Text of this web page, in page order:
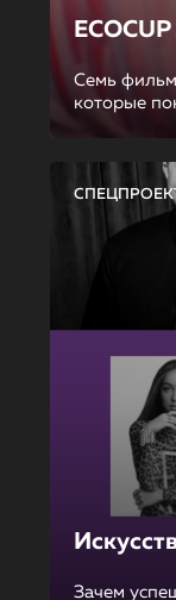
Семь
которые
Зачем